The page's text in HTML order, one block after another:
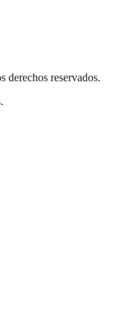
derechos reservados.